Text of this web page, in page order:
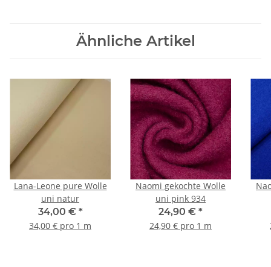
Ähnliche Artikel
Lana-Leone pure Wolle
uni natur
34,00 € *
34,00 € pro 1 m
Naomi gekochte Wolle
uni pink 934
24,90 € *
24,90 € pro 1 m